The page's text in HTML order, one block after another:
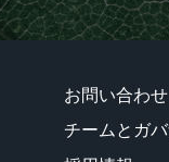
お問い合わせ
チームとガ